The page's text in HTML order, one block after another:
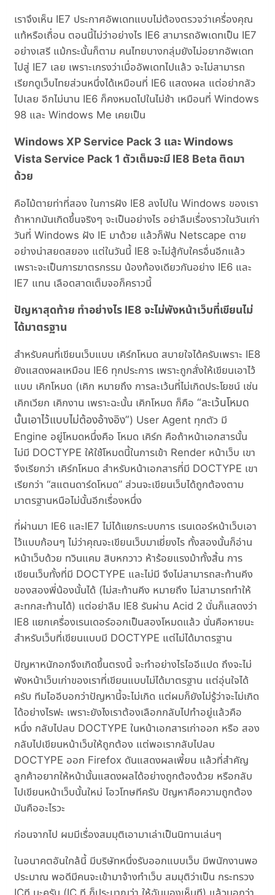
เราจึงเห็น IE7 ประกาศอัพเดทแบบไม่ต้องตรวจว่าเครื่องคุณ
แท้หรือเถื่อน ตอนนี้ไม่ว่าอย่างไร IE6 สามารถอัพเดทเป็น IE7
อย่างเสรี แม้กระนั้นก็ตาม คนไทยบางกลุ่มยังไม่อยากอัพเดท
ไปสู่ IE7 เลย เพราะเกรงว่าเมื่ออัพเดทไปแล้ว จะไม่สามารถ
เรียกดูเว็บไทยส่วนหนึ่งได้เหมือนที่ IE6 แสดงผล แต่อย่ากลัว
ไปเลย อีกไม่นาน IE6 ก็คงหมดไปในไม่ช้า เหมือนที่ Windows
98 และ Windows Me เคยเป็น
Windows XP Service Pack 3 และ Windows
Vista Service Pack 1 ตัวเต็มจะมี IE8 Beta ติดมา
ด้วย
คือไม้ตายท่าที่สอง ในการฝัง IE8 ลงไปใน Windows ของเรา
ถ้าหากมันเกิดขึ้นจริงๆ จะเป็นอย่างไร อย่าลืมเรื่องราวในวันเก่า
วันที่ Windows ฝัง IE มาด้วย แล้วก็ฟัน Netscape ตาย
อย่างน่าสยดสยอง แต่ในวันนี้ IE8 จะไม่สู้กับใครอื่นอีกแล้ว
เพราะจะเป็นการฆาตรกรรม น้องท้องเดียวกันอย่าง IE6 และ
IE7 แทน เลือดสาดเต็มจอก็คราวนี้
ปัญหาสุดท้าย ทำอย่างไร IE8 จะไม่พังหน้าเว็บที่เขียนไม่
ได้มาตรฐาน
สำหรับคนที่เขียนเว็บแบบ เคิร์กโหมด สบายใจได้ครับเพราะ IE8
ยังแสดงผลเหมือน IE6 ทุกประการ เพราะถูกสั่งให้เขียนเอาไว้
แบบ เคิกโหมด (เคิก หมายถึง การละเว้นที่ไม่เกิดประโยชน์ เช่น
เคิกเวียก เคิกงาน เพราะฉะนั้น เคิกโหมด ก็คือ ละเว้นโหมด
นั้นเอาไว้แบบไม่ต้องอ้างอิง ) User Agent ทุกตัว มี
Engine อยู่โหมดหนึ่งคือ โหมด เคิร์ก คือถ้าหน้าเอกสารนั้น
ไม่มี DOCTYPE ให้ใช้โหมดนี้ในการเข้า Render หน้าเว็บ เขา
จึงเรียกว่า เคิร์กโหมด สำหรับหน้าเอกสารที่มี DOCTYPE เขา
เรียกว่า “สแตนดาร์ดโหมด” ส่วนจะเขียนเว็บได้ถูกต้องตาม
มาตรฐานหนือไม่นั้นอีกเรื่องหนึ่ง
ที่ผ่านมา IE6 และIE7 ไม่ได้แยกระบบการ เรนเดอร์หน้าเว็บเอา
ไว้แบบก้อนๆ ไม่ว่าคุณจะเขียนเว็บมาเยี่ยงไร ทั้งสองนั้นก็อ่าน
หน้าเว็บด้วย ทวินแคม สิบหกวาว ห้าร้อยแรงม้าทั้งสิ้น การ
เขียนเว็บทั้งที่มี DOCTYPE และไม่มี จึงไม่สามารถสะท้านคีง
ของสองพี่น้องนั้นได้ (ไม่สะท้านคีง หมายถึง ไม่สามารถทำให้
สะทกสะท้านได้) แต่อย่าลืม IE8 รันผ่าน Acid 2 นั่นก็แสดงว่า
IE8 แยกเครื่องเรนเดอร์ออกเป็นสองโหมดแล้ว นั่นคือหายนะ
สำหรับเว็บที่เขียนแบบมี DOCTYPE แต่ไม่ได้มาตรฐาน
ปัญหาหนักอกจึงเกิดขึ้นตรงนี้ จะทำอย่างไรไออีแปด ถึงจะไม่
พังหน้าเว็บเก่าของเราที่เขียนแบบไม่ได้มาตรฐาน แต่อุ่นใจได้
ครับ ทีมไออีบอกว่าปัญหานี้จะไม่เกิด แต่ผมก็ยังไม่รู้ว่าจะไม่เกิด
ได้อย่างไรฟะ เพราะยังไงเราต้องเลือกกลับไปทำอยู่แล้วคือ
หนึ่ง กลับไปลบ DOCTYPE ในหน้าเอกสารเก่าออก หรือ สอง
กลับไปเขียนหน้าเว็บให้ถูกต้อง แต่พอเรากลับไปลบ
DOCTYPE ออก Firefox ดันแสดงผลเพี้ยน แล้วที่สำคัญ
ลูกค้าอยากให้หน้านั้นแสดงผลได้อย่างถูกต้องด้วย หรือกลับ
ไปเขียนหน้าเว็บนั้นใหม่ โอวโทษทีครับ ปัญหาคือความถูกต้อง
มันคืออะไรวะ
ก่อนจากไป ผมมีเรื่องสมมุติเอามาเล่าเป็นนิทานเล่นๆ
ในอนาคตอันใกล้นี้ มีบริษัทหนึ่งรับออกแบบเว็บ มีพนักงานพอ
ประมาณ พอดีมีคนจะเข้ามาจ้างทำเว็บ สมมุติว่าเป็น กระทรวง
ICที นะครับ (IC ที ก็ประมาณว่า ให้ฉันมองเห็นที) แล้วบอกว่า